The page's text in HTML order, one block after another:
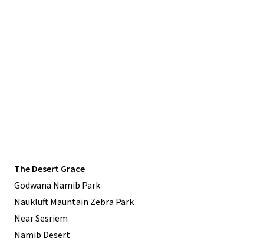
The Desert Grace
Godwana Namib Park
Naukluft Mauntain Zebra Park
Near Sesriem
Namib Desert